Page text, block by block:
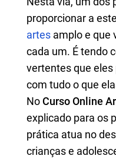
proporcionar a
artes amplo e que
cada um. É tendo
vertentes que
com tudo o que
NoCurso Online
explicado para os
prática atua no
crianças e